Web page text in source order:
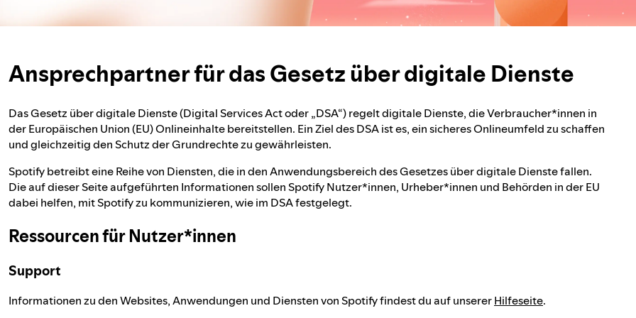
Ansprechpartner für das Gesetz über digitale Dienste
Das Gesetz über digitale Dienste (Digital Services Act oder „DSA“) regelt digitale Dienste, die Verbraucher*innen in
der Europäischen Union (EU) Onlineinhalte bereitstellen. Ein Ziel des DSA ist es, ein sicheres Onlineumfeld zu schaffen
und gleichzeitig den Schutz der Grundrechte zu gewährleisten.
Spotify betreibt eine Reihe von Diensten, die in den Anwendungsbereich des Gesetzes über digitale Dienste fallen.
Die auf dieser Seite aufgeführten Informationen sollen Spotify Nutzer*innen, Urheber*innen und Behörden in der EU
dabei helfen, mit Spotify zu kommunizieren, wie im DSA festgelegt.
Ressourcen für Nutzer*innen
Support
Informationen zu den Websites, Anwendungen und Diensten von Spotify findest du auf unsererHilfeseite.